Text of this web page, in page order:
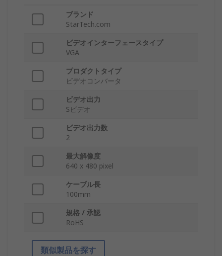
ブランド
StarTech.com
ビデオインターフェースタイプ
VGA
プロダクトタイプ
ビデオコンバータ
ビデオ出力
Sビデオ
ビデオ出力数
2
最大解像度
640 x 480 pixel
ケーブル長
100mm
規格 / 承認
RoHS
類似製品を探す